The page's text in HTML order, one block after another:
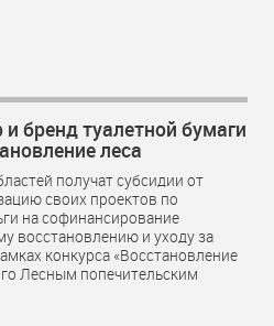
бренд туалетной бумаги
леса
получат субсидии от
своих проектов по
на софинансирование
восстановлению и уходу за
конкурса «Восстановление
Лесным попечительским